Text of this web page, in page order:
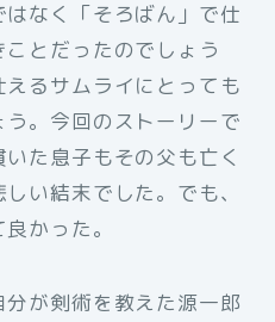
なく「そろばん」で仕
とだったのでしょう
るサムライにとっても
う。今回のストーリーで
た息子もその父も亡く
い結末でした。でも、
かった。
が剣術を教えた源一郎